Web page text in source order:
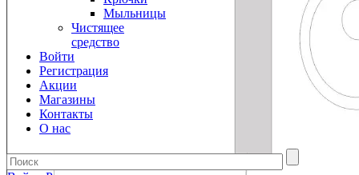
Мыльницы
Чистящее
средство
Войти
Регистрация
Акции
Магазины
Контакты
О нас